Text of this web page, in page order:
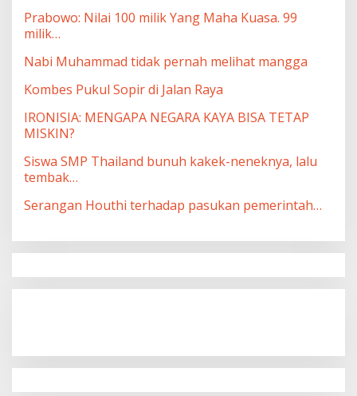
Prabowo: Nilai 100 milik Yang Maha Kuasa. 99
milik…
Nabi Muhammad tidak pernah melihat mangga
Kombes Pukul Sopir di Jalan Raya
IRONISIA: MENGAPA NEGARA KAYA BISA TETAP
MISKIN?
Siswa SMP Thailand bunuh kakek-neneknya, lalu
tembak…
Serangan Houthi terhadap pasukan pemerintah…